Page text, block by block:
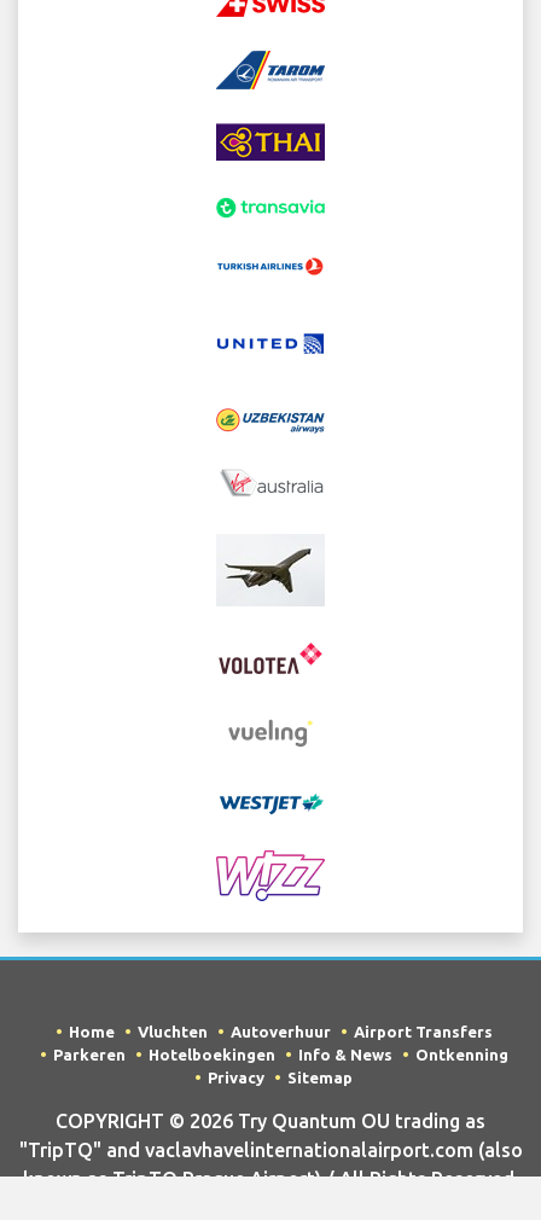
Home Vluchten Autoverhuur
Airport Transfers
Parkeren
Hotelboekingen Info & News
Ontkenning
Privacy
Sitemap
COPYRIGHT © 2026 Try Quantum OU trading as
"TripTQ" and vaclavhavelinternationalairport.com (also
known as TripTQ Prague Airport) / All Rights Reserved.